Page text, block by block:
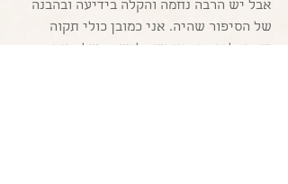
אבל יש הרבה נחמה והקלה בידיעה ובהבנה
של הסיפור שהיה. אני כמובן כולי תקוה
שהתהליך הזה יאפשר לנשמה שלה את